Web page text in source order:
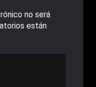
no será
están